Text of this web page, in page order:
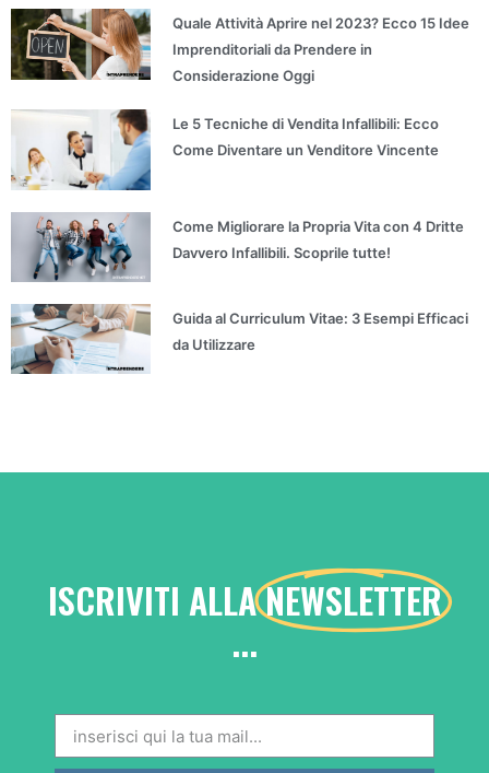
Quale Attività Aprire nel 2023? Ecco 15 Idee
Imprenditoriali da Prendere in
Considerazione Oggi
Le 5 Tecniche di Vendita Infallibili: Ecco
Come Diventare un Venditore Vincente
Come Migliorare la Propria Vita con 4 Dritte
Davvero Infallibili. Scoprile tutte!
Guida al Curriculum Vitae: 3 Esempi Efficaci
da Utilizzare
ISCRIVITI ALLANEWSLETTER
...